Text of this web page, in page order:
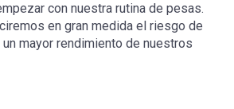
con nuestra rutina de pesas.
en gran medida el riesgo de
mayor rendimiento de nuestros